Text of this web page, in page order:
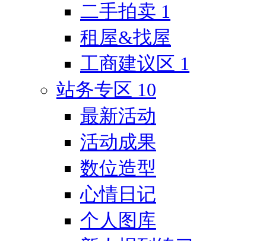
二手拍卖 1
租屋&找屋
工商建议区 1
站务专区 10
最新活动
活动成果
数位造型
心情日记
个人图库